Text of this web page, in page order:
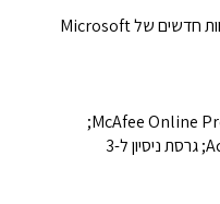
גרסת ניסיון לחודש אחד עבור לקוחות חדשים של Microsoft
גרסת ניסיון ל-30 יום של McAfee Online Protection‏;
הצעה לחודש ניסיון חינם של Adobe; גרסת ניסיון ל-3